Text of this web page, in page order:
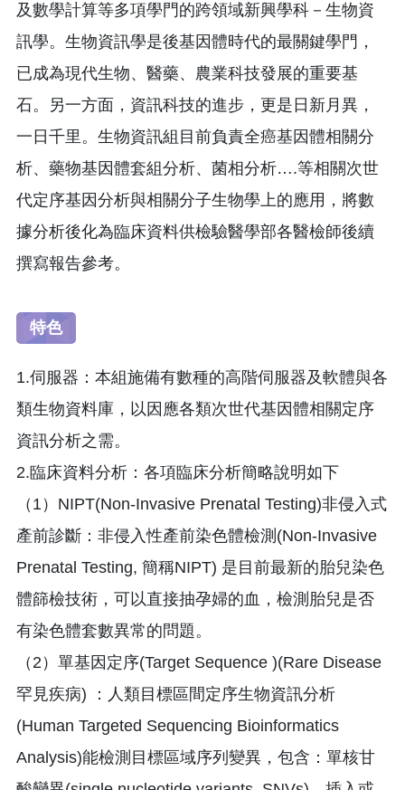
及數學計算等多項學門的跨領域新興學科－生物資
訊學。生物資訊學是後基因體時代的最關鍵學門，
已成為現代生物、醫藥、農業科技發展的重要基
石。另一方面，資訊科技的進步，更是日新月異，
一日千里。生物資訊組目前負責全癌基因體相關分
析、藥物基因體套組分析、菌相分析….等相關次世
代定序基因分析與相關分子生物學上的應用，將數
據分析後化為臨床資料供檢驗醫學部各醫檢師後續
撰寫報告參考。
特色
1.伺服器：本組施備有數種的高階伺服器及軟體與各
類生物資料庫，以因應各類次世代基因體相關定序
資訊分析之需。
2.臨床資料分析：各項臨床分析簡略說明如下
（1）NIPT(Non-Invasive Prenatal Testing)非侵入式
產前診斷：非侵入性產前染色體檢測(Non-Invasive
Prenatal Testing, 簡稱NIPT) 是目前最新的胎兒染色
體篩檢技術，可以直接抽孕婦的血，檢測胎兒是否
有染色體套數異常的問題。
（2）單基因定序(Target Sequence )(Rare Disease
罕見疾病) ：人類目標區間定序生物資訊分析
(Human Targeted Sequencing Bioinformatics
Analysis)能檢測目標區域序列變異，包含：單核甘